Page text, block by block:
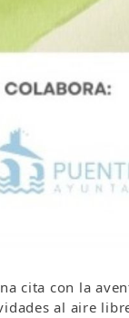
cita con la
al aire